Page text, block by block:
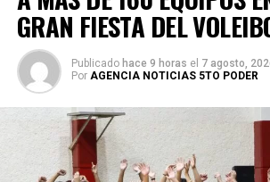
GRAN FIESTA DEL
Publicado hace 9 horas el 7 agosto,
Por AGENCIA NOTICIAS 5TO PODER